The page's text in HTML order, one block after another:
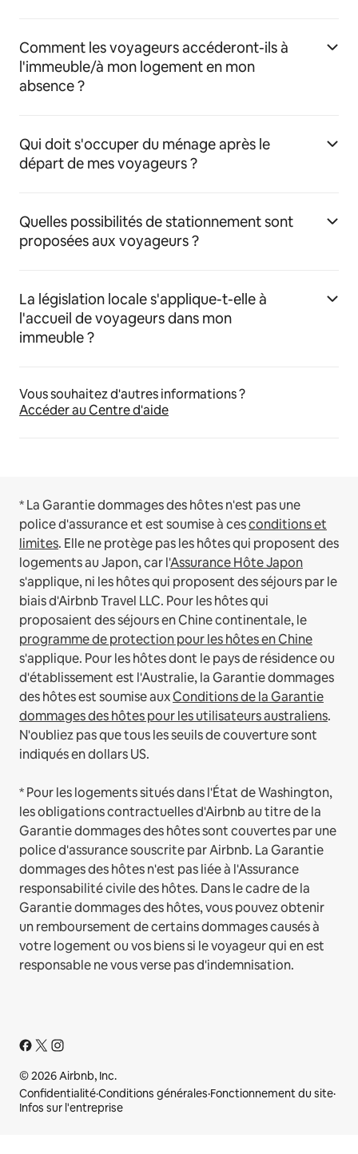
Comment les voyageurs accéderont-ils à
l'immeuble/à mon logement en mon
absence ?
Qui doit s'occuper du ménage après le
départ de mes voyageurs ?
Quelles possibilités de stationnement sont
proposées aux voyageurs ?
La législation locale s'applique-t-elle à
l'accueil de voyageurs dans mon
immeuble ?
Vous souhaitez d'autres informations ?
Accéder au Centre d'aide
* La Garantie dommages des hôtes n'est pas une
police d'assurance et est soumise à cesconditions et
limites. Elle ne protège pas les hôtes qui proposent des
logements au Japon, car l'Assurance Hôte Japon
s'applique, ni les hôtes qui proposent des séjours par le
biais d'Airbnb Travel LLC. Pour les hôtes qui
proposaient des séjours en Chine continentale, le
programme de protection pour les hôtes en Chine
s'applique. Pour les hôtes dont le pays de résidence ou
d'établissement est l'Australie, la Garantie dommages
des hôtes est soumise auxConditions de la Garantie
dommages des hôtes pour les utilisateurs australiens.
N'oubliez pas que tous les seuils de couverture sont
indiqués en dollars US.
* Pour les logements situés dans l'État de Washington,
les obligations contractuelles d'Airbnb au titre de la
Garantie dommages des hôtes sont couvertes par une
police d'assurance souscrite par Airbnb. La Garantie
dommages des hôtes n'est pas liée à l'Assurance
responsabilité civile des hôtes. Dans le cadre de la
Garantie dommages des hôtes, vous pouvez obtenir
un remboursement de certains dommages causés à
votre logement ou vos biens si le voyageur qui en est
responsable ne vous verse pas d'indemnisation.
© 2026 Airbnb, Inc.
Confidentialité·Conditions générales·Fonctionnement du site·
Infos sur l'entreprise